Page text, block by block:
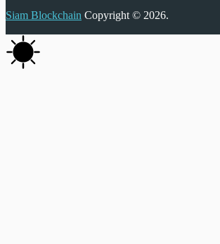
Siam Blockchain Copyright © 2026.